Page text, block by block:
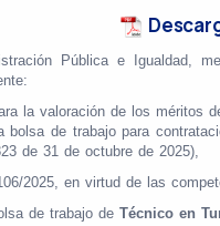
Pública e Igualdad,
la valoración de los
de trabajo para
de 31 de octubre de 2025),
2025, en virtud de las
de trabajo de Técnico en